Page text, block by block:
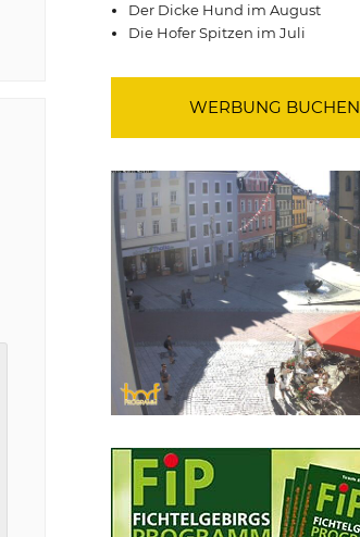
Der Dicke Hund im August
Die Hofer Spitzen im Juli
WERBUNG BUCHEN